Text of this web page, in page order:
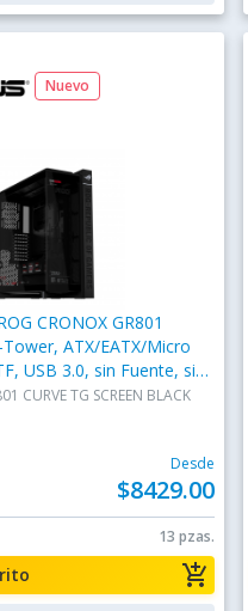
Nuevo
CRONOX GR801
Tower, ATX/EATX/Micro
USB 3.0, sin Fuente, sin
Negro
CURVE TG SCREEN BLACK
Desde
$8429.00
13 pzas.
add_shopping_cart